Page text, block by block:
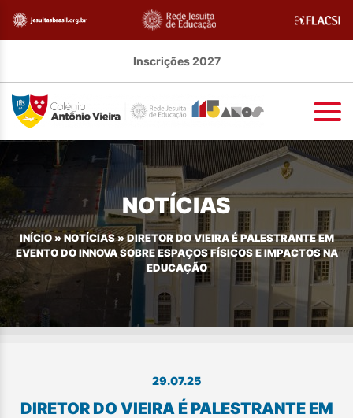
Inscrições 2027
NOTÍCIAS
INÍCIO» NOTÍCIAS»DIRETOR DO VIEIRA É PALESTRANTE EM
EVENTO DO INNOVA SOBRE ESPAÇOS FÍSICOS E IMPACTOS NA
EDUCAÇÃO
29.07.25
DIRETOR DO VIEIRA É PALESTRANTE EM